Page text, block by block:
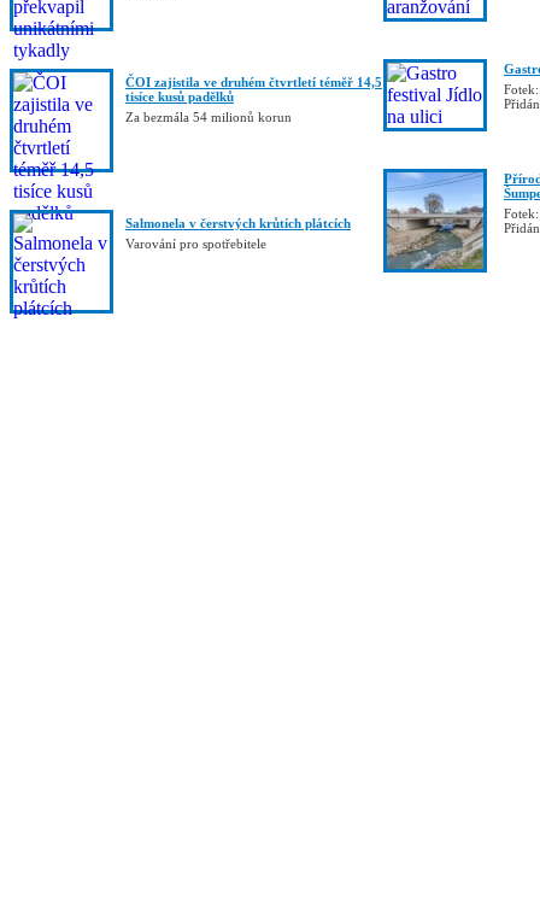
ČOI zajistila ve druhém čtvrtletí téměř 14,5
tisíce kusů padělků
Za bezmála 54 milionů korun
Salmonela v čerstvých krůtích plátcích
Varování pro spotřebitele